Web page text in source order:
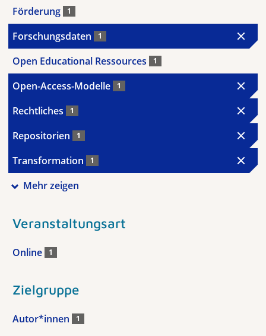
Förderung 1
Forschungsdaten 1
Open Educational Ressources 1
Open-Access-Modelle 1
Rechtliches 1
Repositorien 1
Transformation 1
Mehr zeigen
Veranstaltungsart
Online 1
Zielgruppe
Autor*innen 1